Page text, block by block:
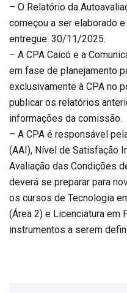
– O Relatório da
começou a ser elaborado
entregue: 30/11/2025.
– A CPA Caicó e a
em fase de planejamento
exclusivamente à CPA no
publicar os relatórios
informações da comissão.
– A CPA é responsável
(AAI), Nível de Satisfação
Avaliação das Condições
deverá se preparar para
os cursos de Tecnologia
(Área 2) e Licenciatura em
instrumentos a serem